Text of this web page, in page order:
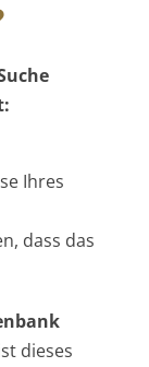
Ihres
dass das
dieses